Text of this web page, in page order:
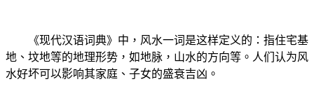
《现代汉语词典》中，风水一词是这样定义的：指住宅基
地、坟地等的地理形势，如地脉，山水的方向等。人们认为风
水好坏可以影响其家庭、子女的盛衰吉凶。